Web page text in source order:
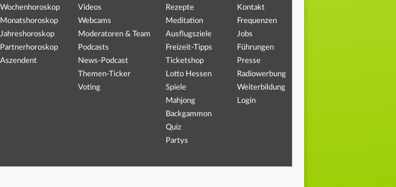
Wochenhoroskop
Monatshoroskop
Jahreshoroskop
Partnerhoroskop
Aszendent
Videos
Webcams
Moderatoren & Team
Podcasts
News-Podcast
Themen-Ticker
Voting
Rezepte
Meditation
Ausflugsziele
Freizeit-Tipps
Ticketshop
Lotto Hessen
Spiele
Mahjong
Backgammon
Quiz
Partys
Kontakt
Frequenzen
Jobs
Führungen
Presse
Radiowerbung
Weiterbildung
Login